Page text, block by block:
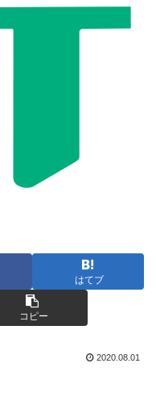
はてブ
コピー
2020.08.01